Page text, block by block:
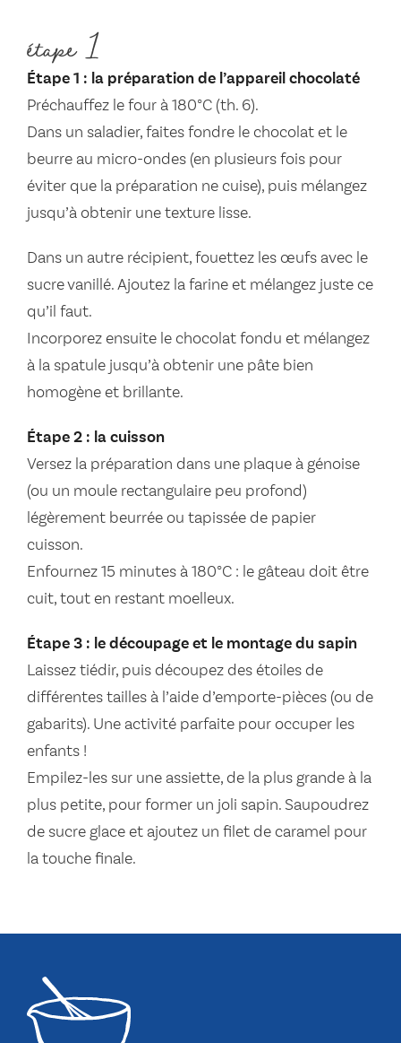
étape 1
Étape 1 : la préparation de l’appareil chocolaté
Préchauffez le four à 180°C (th. 6).
Dans un saladier, faites fondre le chocolat et le
beurre au micro-ondes (en plusieurs fois pour
éviter que la préparation ne cuise), puis mélangez
jusqu’à obtenir une texture lisse.
Dans un autre récipient, fouettez les œufs avec le
sucre vanillé. Ajoutez la farine et mélangez juste ce
qu’il faut.
Incorporez ensuite le chocolat fondu et mélangez
à la spatule jusqu’à obtenir une pâte bien
homogène et brillante.
Étape 2 : la cuisson
Versez la préparation dans une plaque à génoise
(ou un moule rectangulaire peu profond)
légèrement beurrée ou tapissée de papier
cuisson.
Enfournez 15 minutes à 180°C : le gâteau doit être
cuit, tout en restant moelleux.
Étape 3 : le découpage et le montage du sapin
Laissez tiédir, puis découpez des étoiles de
différentes tailles à l’aide d’emporte-pièces (ou de
gabarits). Une activité parfaite pour occuper les
enfants !
Empilez-les sur une assiette, de la plus grande à la
plus petite, pour former un joli sapin. Saupoudrez
de sucre glace et ajoutez un filet de caramel pour
la touche finale.